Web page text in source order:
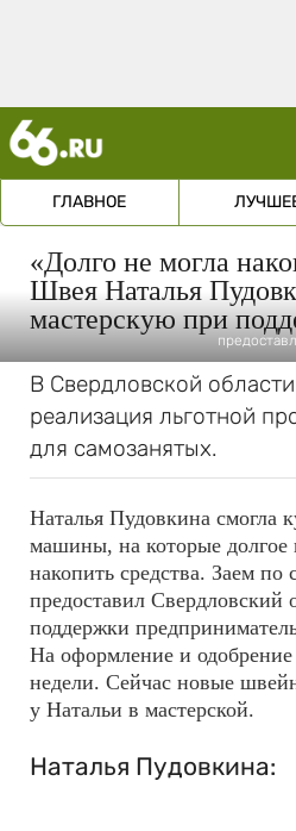
ГЛАВНОЕ
«Долго не могла
Швея Наталья
мастерскую при
В Свердловской
реализация льготной
для самозанятых.
Наталья Пудовкина смогла
машины, на которые долгое
накопить средства. Заем по
предоставил Свердловский
поддержки
На оформление и
недели. Сейчас новые
у Натальи в мастерской.
Наталья Пудовкина: